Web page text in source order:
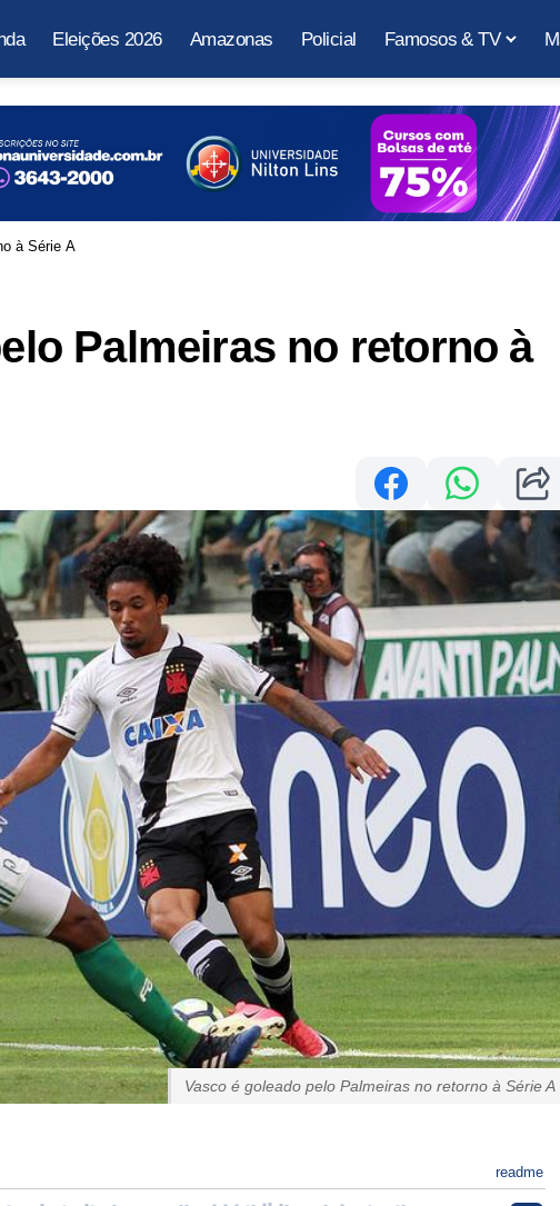
Eleições 2026 Amazonas Policial Famosos & TV
à Série A
Palmeiras no retorno à
Vasco é goleado pelo Palmeiras no retorno à Série A
readme